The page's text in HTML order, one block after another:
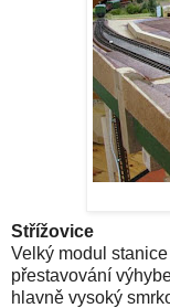
Střížovice
Velký modul
přestavování
hlavně vysoký